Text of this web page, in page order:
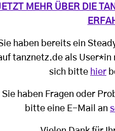
MEHR ÜBER DIE
haben bereits ein
tanznetz.de als User*in
sich bitte hier
Sie haben Fragen oder
bitte eine E-Mail an